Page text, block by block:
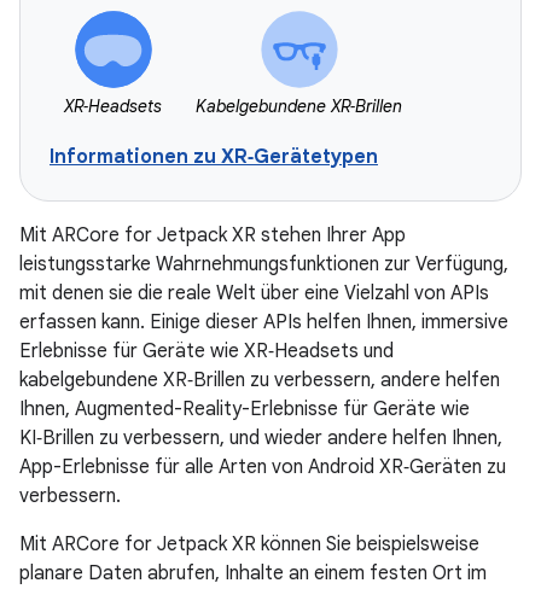
XR‑Headsets Kabelgebundene XR‑Brillen
Informationen zu XR‑Gerätetypen
Mit ARCore for Jetpack XR stehen Ihrer App
leistungsstarke Wahrnehmungsfunktionen zur Verfügung,
mit denen sie die reale Welt über eine Vielzahl von APIs
erfassen kann. Einige dieser APIs helfen Ihnen, immersive
Erlebnisse für Geräte wie XR‑Headsets und
kabelgebundene XR‑Brillen zu verbessern, andere helfen
Ihnen, Augmented-Reality-Erlebnisse für Geräte wie
KI‑Brillen zu verbessern, und wieder andere helfen Ihnen,
App-Erlebnisse für alle Arten von Android XR‑Geräten zu
verbessern.
Mit ARCore for Jetpack XR können Sie beispielsweise
planare Daten abrufen, Inhalte an einem festen Ort im